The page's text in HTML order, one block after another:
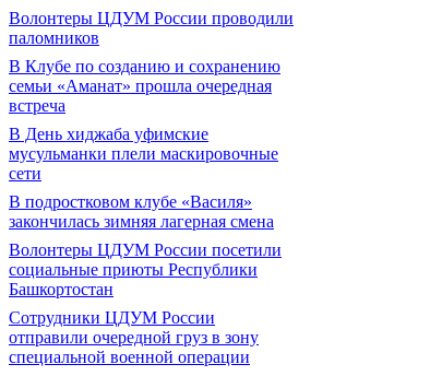
Волонтеры ЦДУМ России проводили
паломников
В Клубе по созданию и сохранению
семьи «Аманат» прошла очередная
встреча
В День хиджаба уфимские
мусульманки плели маскировочные
сети
В подростковом клубе «Василя»
закончилась зимняя лагерная смена
Волонтеры ЦДУМ России посетили
социальные приюты Республики
Башкортостан
Сотрудники ЦДУМ России
отправили очередной груз в зону
специальной военной операции